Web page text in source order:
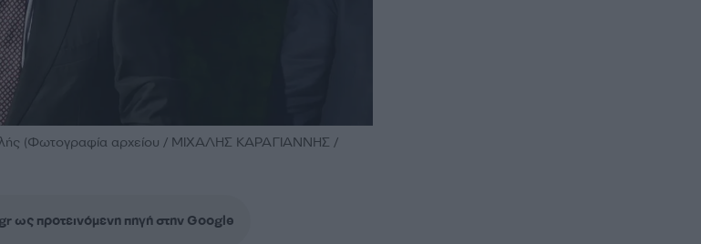
(Φωτογραφία αρχείου / ΜΙΧΑΛΗΣ ΚΑΡΑΓΙΑΝΝΗΣ /
ως προτεινόμενη πηγή στην Google